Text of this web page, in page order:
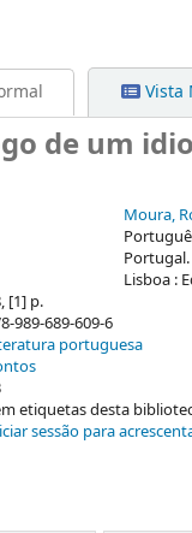
Vista
de um
Moura,
Portugal.
Lisboa :
[1] p.
989-689-609-6
portuguesa
etiquetas desta
sessão para